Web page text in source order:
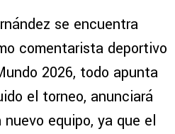
se encuentra
comentarista deportivo
2026, todo apunta
el torneo, anunciará
equipo, ya que el